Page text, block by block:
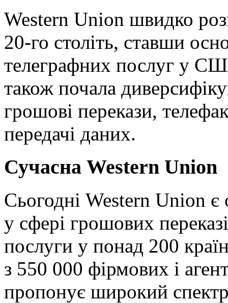
Western Union швидко
20-го століть, ставши
телеграфних послуг у
також почала
грошові перекази,
передачі даних.
Сучасна Western Union
Сьогодні Western Union
у сфері грошових
послуги у понад 200
з 550 000 фірмових і
пропонує широкий